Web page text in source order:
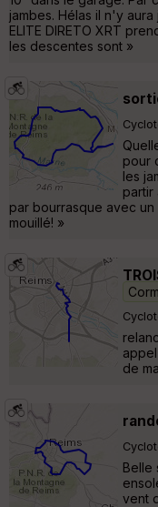
jambes. Hélas il n'y aura
ELITE DIRETO XRT
les descentes sont »
pour
les
partir
par bourrasque avec
mouillé! »
de
Belle
vent